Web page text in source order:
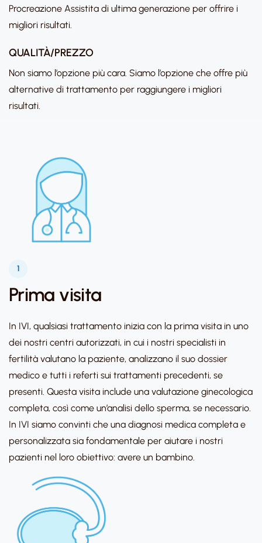
Procreazione Assistita di ultima generazione per offrire i
migliori risultati.
QUALITÀ/PREZZO
Non siamo l’opzione più cara. Siamo l’opzione che offre più
alternative di trattamento per raggiungere i migliori
risultati.
1
Prima visita
In IVI, qualsiasi trattamento inizia con la prima visita in uno
dei nostri centri autorizzati, in cui i nostri specialisti in
fertilità valutano la paziente, analizzano il suo dossier
medico e tutti i referti sui trattamenti precedenti, se
presenti. Questa visita include una valutazione ginecologica
completa, così come un’analisi dello sperma, se necessario.
In IVI siamo convinti che una diagnosi medica completa e
personalizzata sia fondamentale per aiutare i nostri
pazienti nel loro obiettivo: avere un bambino.